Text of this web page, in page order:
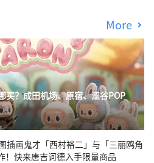
More
？成田机场、原宿、涩谷POP
插画鬼才「西村裕二」与「三丽鸥角
！快来唐吉诃德入手限量商品